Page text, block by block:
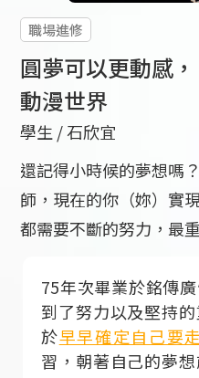
職場進修
圓夢可以更動感
動漫世界
學生 /石欣宜
還記得小時候的夢想嗎
師，現在的你（妳）實
都需要不斷的努力，最
75年次畢業於銘傳
到了努力以及堅持
於早早確定自己要
習，朝著自己的夢